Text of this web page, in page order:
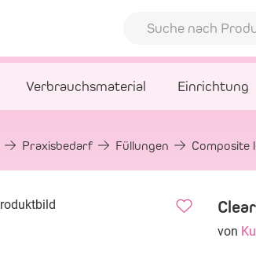
Verbrauchsmaterial Einrichtung
Praxisbedarf Füllungen Composite
von